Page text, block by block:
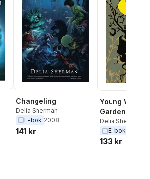
Changeling
Delia Sherman
E-bok 2008
141 kr
Young
Garden
Delia Sherman
E-bok
133 kr